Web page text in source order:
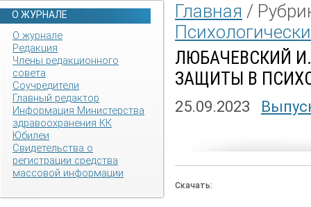
О ЖУРНАЛЕ
О журнале
Редакция
Члены редакционного
совета
Соучредители
Главный редактор
Информация Министерства
здравоохранения КК
Юбилеи
Свидетельства о
регистрации средства
массовой информации
Главная /
ЛЮБАЧЕВСКИЙ
ЗАЩИТЫ В
25.09.2023
Скачать: